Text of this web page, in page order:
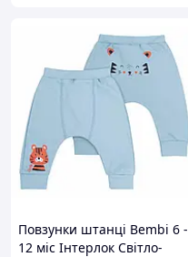
Повзунки штанці Bembi 6 -
12 міс Інтерлок Світло-